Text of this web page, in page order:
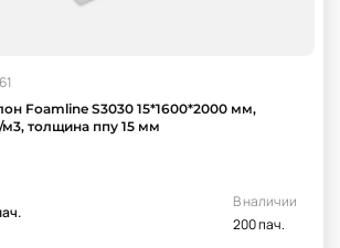
Foamline S3030 15*1600*2000 мм,
м3, толщина ппу 15 мм
В наличии
200 пач.